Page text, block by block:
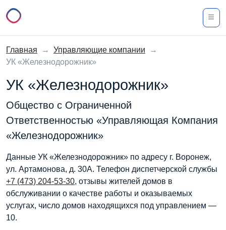
Главная → Управляющие компании
→
УК «Железнодорожник»
УК «Железнодорожник»
Общество с Ограниченной
Ответственностью «Управляющая Компания
«Железнодорожник»
Данные УК «Железнодорожник» по адресу г. Воронеж,
ул. Артамонова, д. 30А. Телефон диспетчерской службы
+7 (473) 204-53-30, отзывы жителей домов в
обслуживании о качестве работы и оказываемых
услугах, число домов находящихся под управлением —
10.